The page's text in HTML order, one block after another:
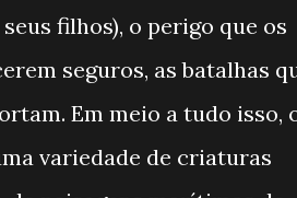
filhos), o perigo que os
seguros, as batalhas
Em meio a tudo isso,
variedade de criaturas